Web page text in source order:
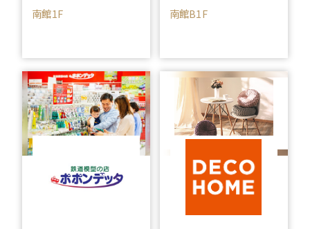
南館1F 南館B1F